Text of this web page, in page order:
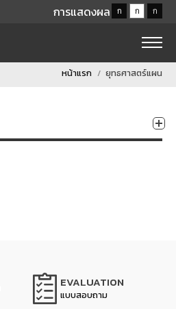
การแสดงผล ก ก ก
หน้าแรก ยุทธศาสตร์แผน
EVALUATION
แบบสอบถาม